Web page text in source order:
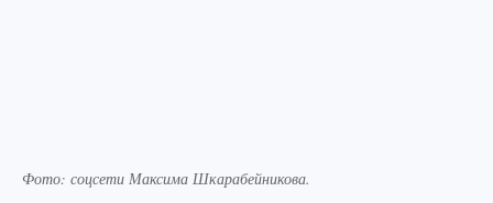
Фото: соцсети Максима Шкарабейникова.